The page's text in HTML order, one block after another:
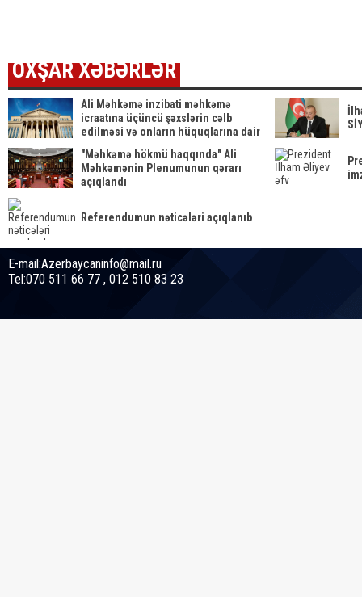
OXŞAR XƏBƏRLƏR
Ali Məhkəmə inzibati məhkəmə
icraatına üçüncü şəxslərin cəlb
edilməsi və onların hüquqlarına dair
"Məhkəmə hökmü haqqında" Ali
Məhkəmənin Plenumunun qərarı
açıqlandı
Referendumun nəticələri açıqlanıb
E-mail:Azerbaycaninfo@mail.ru
Tel:070 511 66 77 , 012 510 83 23